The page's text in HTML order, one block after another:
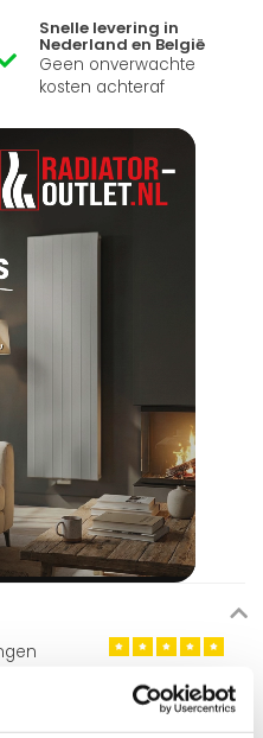
Snelle levering in
Nederland en België
Geen onverwachte
kosten achteraf